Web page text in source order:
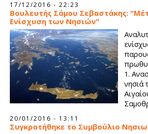
17/12/2016 - 22:23
Βουλευτής Σάμου Σεβαστάκης:
Ενίσχυση των Νησιών"
1.
νησιά
20/01/2016 - 13:11
Συγκροτήθηκε το Συμβούλιο